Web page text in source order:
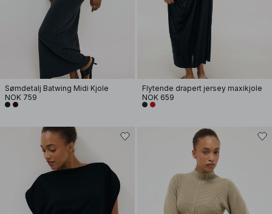
Sømdetalj Batwing Midi Kjole
NOK 759
Flytende drapert jersey maxikjole
NOK 659